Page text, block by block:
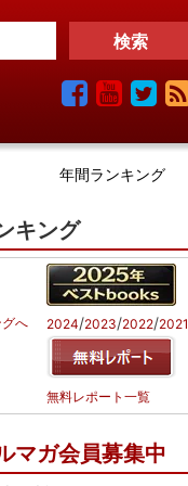
年間ランキング
キング
へ 2024/2023/2022/2021
無料レポート一覧
マガ会員募集中